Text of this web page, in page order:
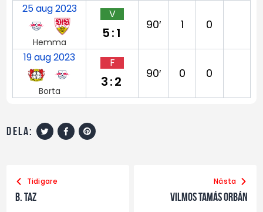
25 aug 2023
Hemma
V
5:1
90′ 1 0
19 aug 2023
Borta
F
3:2
90′ 0 0
dela:
Tidigare
B. Taz
Nästa
Vilmos Tamás Orbán